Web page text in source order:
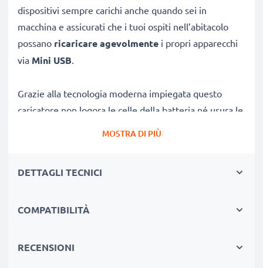
dispositivi sempre carichi anche quando sei in
macchina e assicurati che i tuoi ospiti nell’abitacolo
possano ricaricare agevolmente i propri apparecchi
via Mini USB.
Grazie alla tecnologia moderna impiegata questo
caricatore non logora le celle della batteria né usura le
componenti interne del tuo HTC: ne viene agevolata
uscita sarà conforme alla tensione di esercizio
foto su questa pagina, sono tali che quest’adattatore
automobili o camper. Il
MOSTRA DI PIÙ
DETTAGLI TECNICI
COMPATIBILITÀ
RECENSIONI